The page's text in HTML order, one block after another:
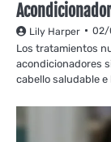
Lily Harper 02/
Los tratamientos
acondicionadores
cabello saludable